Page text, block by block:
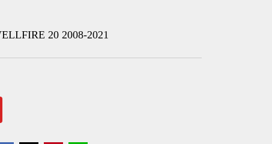
20 2008-2021